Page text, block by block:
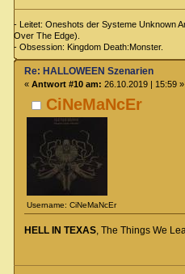
- Leitet: Oneshots der Systeme Unknown
Over The Edge).
- Obsession: Kingdom Death:Monster.
CiNeMaNcEr
Username: CiNeMaNcEr
Re: HALLOWEEN Szenarien
« Antwort #10 am: 26.10.2019 | 15:59 »
HELL IN TEXAS, The Things We